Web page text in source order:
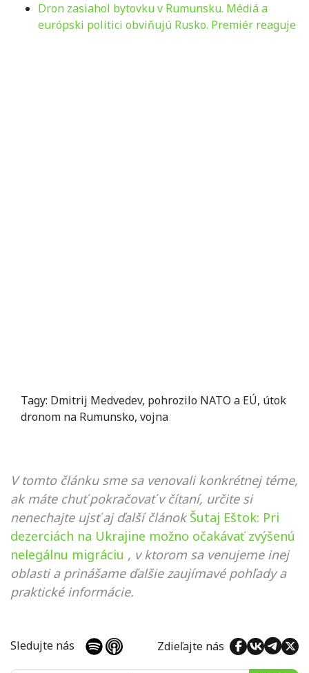
Dron zasiahol bytovku v Rumunsku. Médiá a
európski politici obviňujú Rusko. Premiér reaguje
Tagy: Dmitrij Medvedev, pohrozilo NATO a EÚ, útok
dronom na Rumunsko, vojna
V tomto článku sme sa venovali konkrétnej téme,
ak máte chuť pokračovať v čítaní, určite si
nenechajte ujsť aj ďalší článok Šutaj Eštok: Pri
dezerciách na Ukrajine možno očakávať zvýšenú
nelegálnu migráciu , v ktorom sa venujeme inej
oblasti a prinášame ďalšie zaujímavé pohľady a
praktické informácie.
Sledujte nás Zdieľajte nás